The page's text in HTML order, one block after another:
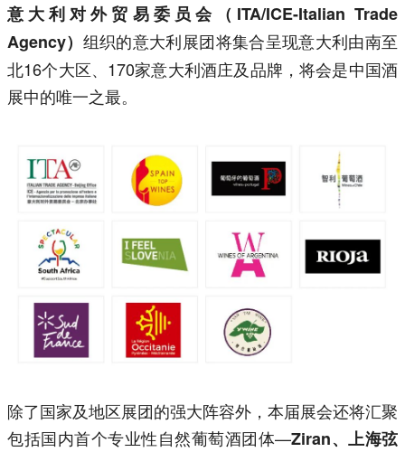
意大利对外贸易委员会（ITA/ICE-Italian Trade
Agency） 组织的意大利展团将集合呈现意大利由南至
北16个大区、170家意大利酒庄及品牌，将会是中国酒
展中的唯一之最。
除了国家及地区展团的强大阵容外，本届展会还将汇聚
包括国内首个专业性自然葡萄酒团体—Ziran、上海弦